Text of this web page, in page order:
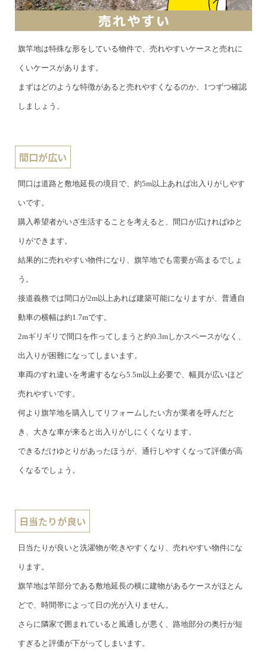
旗竿地は特殊な形をしている物件で、売れやすいケースと売れに
くいケースがあります。
まずはどのような特徴があると売れやすくなるのか、1つずつ確認
しましょう。
間口が広い
間口は道路と敷地延長の境目で、約5m以上あれば出入りがしやす
いです。
購入希望者がいざ生活することを考えると、間口が広ければゆと
りができます。
結果的に売れやすい物件になり、旗竿地でも需要が高まるでしょ
う。
接道義務では間口が2m以上あれば建築可能になりますが、普通自
動車の横幅は約1.7mです。
2mギリギリで間口を作ってしまうと約0.3mしかスペースがなく、
出入りが困難になってしまいます。
車両のすれ違いを考慮するなら5.5m以上必要で、幅員が広いほど
売れやすいです。
何より旗竿地を購入してリフォームしたい方が業者を呼んだと
き、大きな車が来ると出入りがしにくくなります。
できるだけゆとりがあったほうが、通行しやすくなって評価が高
くなるでしょう。
日当たりが良い
日当たりが良いと洗濯物が乾きやすくなり、売れやすい物件にな
ります。
旗竿地は竿部分である敷地延長の横に建物があるケースがほとん
どで、時間帯によって日の光が入りません。
さらに隣家で囲まれていると風通しが悪く、路地部分の奥行が短
すぎると評価が下がってしまいます。